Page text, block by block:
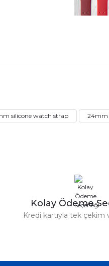
sonra yolladılar saatimede tam
silicone watch strap 24mm
Kolay Ödeme
Kredi kartıyla tek çekim